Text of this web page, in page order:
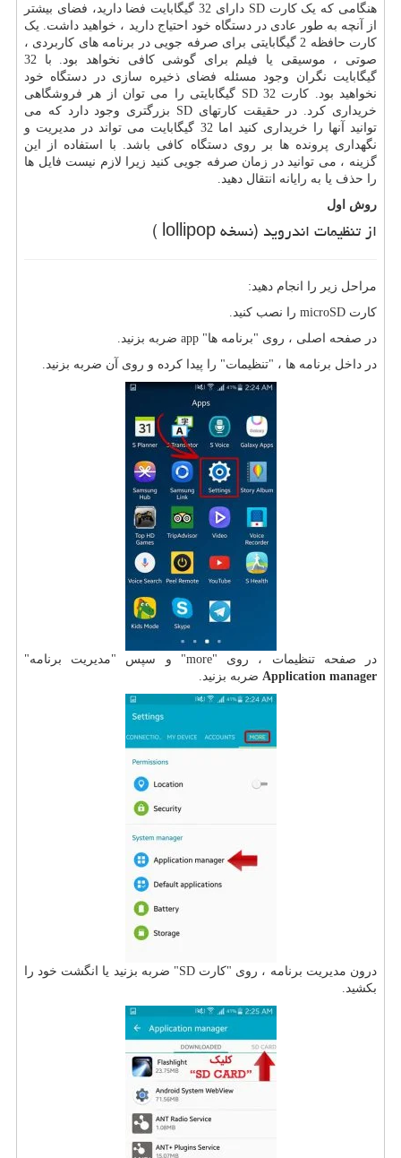
هنگامی که یک کارت SD دارای 32 گیگابایت فضا دارید، فضای بیشتر
از آنچه به طور عادی در دستگاه خود احتیاج دارید ، خواهید داشت. یک
کارت حافظه 2 گیگابایتی برای صرفه جویی در برنامه های کاربردی ،
صوتی ، موسیقی یا فیلم برای گوشی کافی نخواهد بود. با 32
گیگابایت نگران وجود مسئله فضای ذخیره سازی در دستگاه خود
نخواهید بود. کارت SD 32 گیگابایتی را می توان از هر فروشگاهی
خریداری کرد. در حقیقت کارتهای SD بزرگتری وجود دارد که می
توانید آنها را خریداری کنید اما 32 گیگابایت می تواند در مدیریت و
نگهداری پرونده ها بر روی دستگاه کافی باشد. با استفاده از این
گزینه ، می توانید در زمان صرفه جویی کنید زیرا لازم نیست فایل ها
را حذف یا به رایانه انتقال دهید.
روش اول
از تنظیمات اندروید (نسخه lollipop )
مراحل زیر را انجام دهید:
كارت microSD را نصب كنید.
در صفحه اصلی ، روی "برنامه ها" app ضربه بزنید.
در داخل برنامه ها ، "تنظیمات" را پیدا کرده و روی آن ضربه بزنید.
در صفحه تنظیمات ، روی "more" و سپس "مدیریت برنامه"
Application manager ضربه بزنید.
درون مدیریت برنامه ، روی "کارت SD" ضربه بزنید یا انگشت خود را
بکشید.